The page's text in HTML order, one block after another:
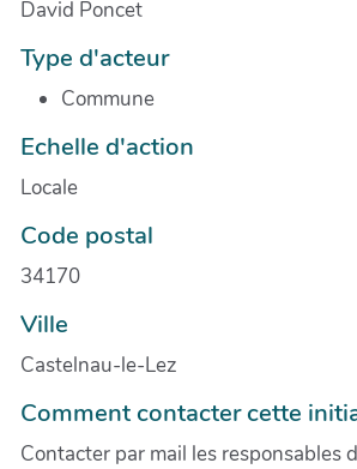
David Poncet
Type d'acteur
Commune
Echelle d'action
Locale
Code postal
34170
Ville
Castelnau-le-Lez
Comment contacter cette
Contacter par mail les responsables